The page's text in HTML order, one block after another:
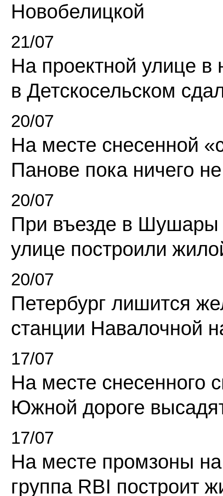
Новобелицкой
21/07
На проектной улице
в Детскосельском
20/07
На месте снесенной
Панове пока ничего
20/07
При въезде в Шушары
улице построили
20/07
Петербург лишится
станции Навалочной
17/07
На месте снесенного
Южной дороге
17/07
На месте промзоны
группа RBI построит